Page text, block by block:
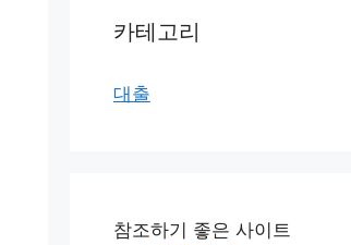
카테고리
대출
참조하기 좋은 사이트